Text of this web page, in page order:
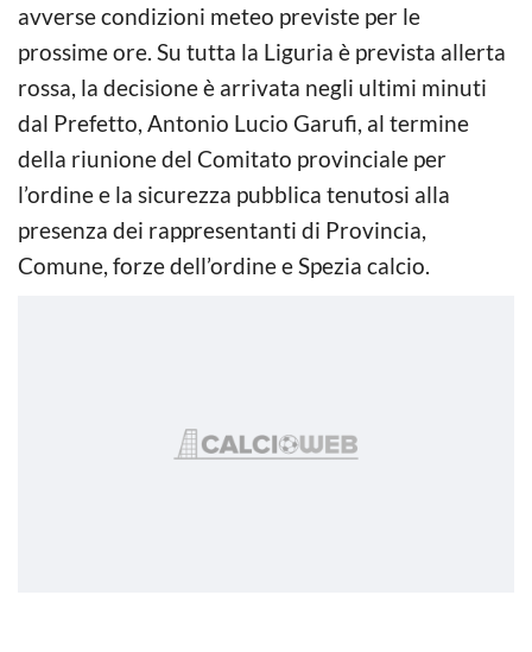
avverse condizioni meteo previste per le
prossime ore. Su tutta la Liguria è prevista allerta
rossa, la decisione è arrivata negli ultimi minuti
dal Prefetto, Antonio Lucio Garufi, al termine
della riunione del Comitato provinciale per
l’ordine e la sicurezza pubblica tenutosi alla
presenza dei rappresentanti di Provincia,
Comune, forze dell’ordine e Spezia calcio.